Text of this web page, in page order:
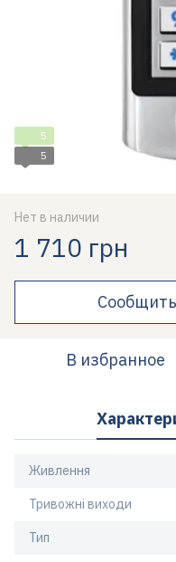
5
5
Нет в наличии
1 710 грн
В избранное
Живлення
Тривожні виходи
Тип